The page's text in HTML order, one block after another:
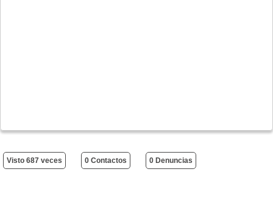
Visto 687 veces 0 Contactos 0 Denuncias